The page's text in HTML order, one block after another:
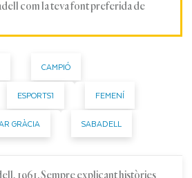
com la teva font preferida de
CAMPIÓ
ESPORTS1 FEMENÍ
GRÀCIA SABADELL
1961. Sempre explicant històries